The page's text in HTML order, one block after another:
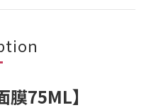
膜75ML】